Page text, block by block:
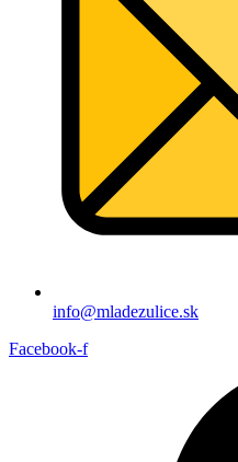
info@mladezulice.sk
Facebook-f